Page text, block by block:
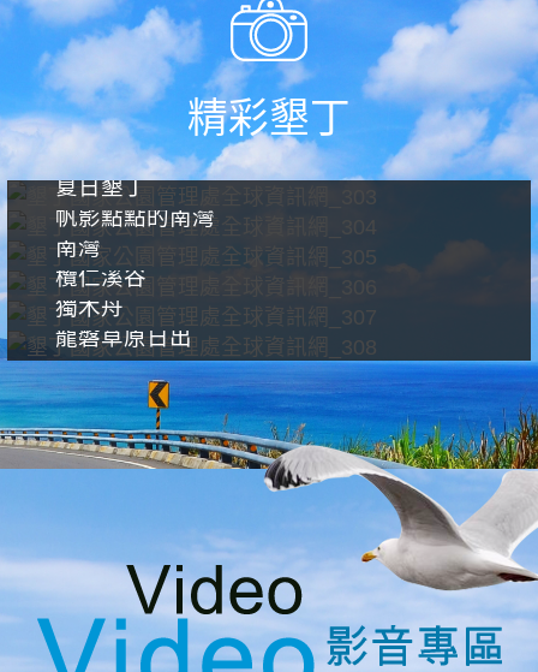
精彩墾丁
夏日墾丁
帆影點點的南灣
南灣
欖仁溪谷
獨木舟
龍磐草原日出